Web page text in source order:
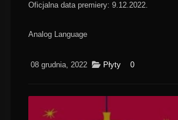
Oficjalna data premiery: 9.12.2022.
Analog Language
08 grudnia, 2022 Płyty 0